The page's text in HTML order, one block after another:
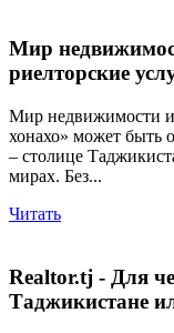
Мир
риелторские
Мир недвижимости
хонахо» может быть
– столице
мирах. Без...
Читать
Realtor.tj - Для
Таджикистане